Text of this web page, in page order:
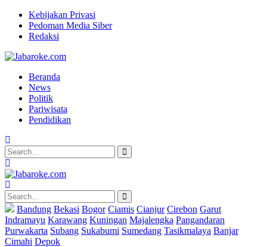
Kebijakan Privasi
Pedoman Media Siber
Redaksi
Beranda
News
Politik
Pariwisata
Pendidikan
Bandung Bekasi Bogor Ciamis Cianjur Cirebon Garut
Indramayu Karawang Kuningan Majalengka Pangandaran
Purwakarta Subang Sukabumi Sumedang Tasikmalaya Banjar
Cimahi Depok